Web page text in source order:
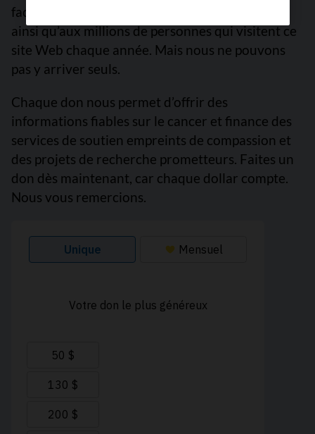
facile à des informations fiables sur le cancer,
ainsi qu’aux millions de personnes qui visitent ce
site Web chaque année. Mais nous ne pouvons
pas y arriver seuls.
Chaque don nous permet d’offrir des
informations fiables sur le cancer et finance des
services de soutien empreints de compassion et
des projets de recherche prometteurs. Faites un
don dès maintenant, car chaque dollar compte.
Nous vous remercions.